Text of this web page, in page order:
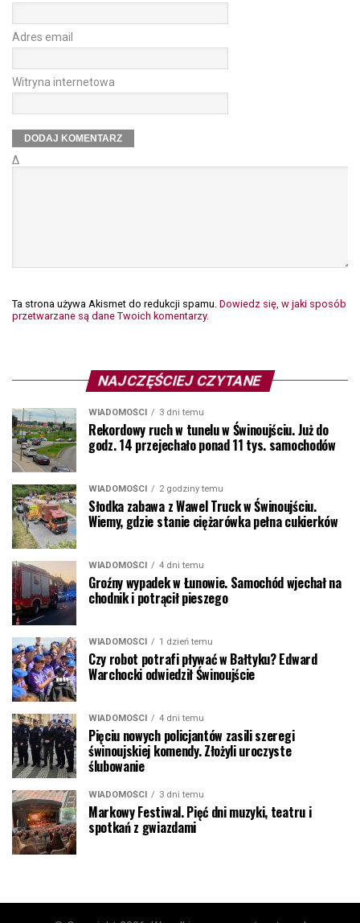
Adres email
Witryna internetowa
Δ
Ta strona używa Akismet do redukcji spamu. Dowiedz się, w jaki sposób
przetwarzane są dane Twoich komentarzy.
NAJCZĘŚCIEJ CZYTANE
WIADOMOŚCI 3 dni temu
Rekordowy ruch w tunelu w Świnoujściu. Już do
godz. 14 przejechało ponad 11 tys. samochodów
WIADOMOŚCI 2 godziny temu
Słodka zabawa z Wawel Truck w Świnoujściu.
Wiemy, gdzie stanie ciężarówka pełna cukierków
WIADOMOŚCI 4 dni temu
Groźny wypadek w Łunowie. Samochód wjechał na
chodnik i potrącił pieszego
WIADOMOŚCI 1 dzień temu
Czy robot potrafi pływać w Bałtyku? Edward
Warchocki odwiedził Świnoujście
WIADOMOŚCI 4 dni temu
Pięciu nowych policjantów zasili szeregi
świnoujskiej komendy. Złożyli uroczyste
ślubowanie
WIADOMOŚCI 3 dni temu
Markowy Festiwal. Pięć dni muzyki, teatru i
spotkań z gwiazdami